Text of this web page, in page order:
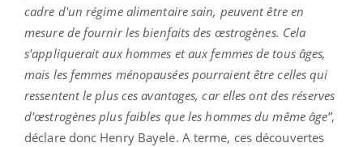
cadre d'un régime alimentaire sain, peuvent être en
mesure de fournir les bienfaits des œstrogènes. Cela
s'appliquerait aux hommes et aux femmes de tous âges,
mais les femmes ménopausées pourraient être celles qui
ressentent le plus ces avantages, car elles ont des réserves
d'œstrogènes plus faibles que les hommes du même âge”,
déclare donc Henry Bayele. A terme, ces découvertes